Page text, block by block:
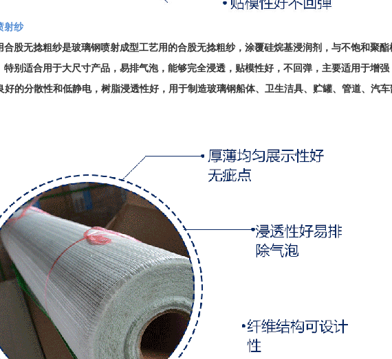
射纱
合股无捻粗纱是玻璃钢喷射成型工艺用的合股无捻粗纱，涂覆硅烷基浸润剂，与不饱和聚酯
特别适合用于大尺寸产品，易排气泡，能够完全浸透，贴模性好，不回弹，主要适用于增强
好的分散性和低静电，树脂浸透性好，用于制造玻璃钢船体、卫生洁具、贮罐、管道、汽车